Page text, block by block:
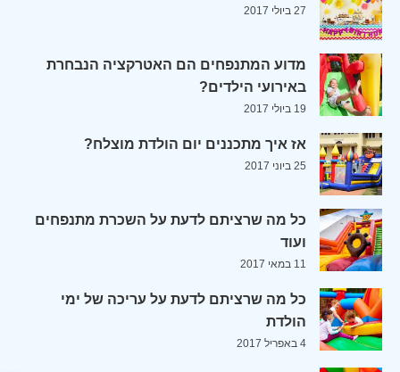
27 ביולי 2017
מדוע המתנפחים הם האטרקציה הנבחרת
באירועי הילדים?
19 ביולי 2017
אז איך מתכננים יום הולדת מוצלח?
25 ביוני 2017
כל מה שרציתם לדעת על השכרת מתנפחים
ועוד
11 במאי 2017
כל מה שרציתם לדעת על עריכה של ימי
הולדת
4 באפריל 2017